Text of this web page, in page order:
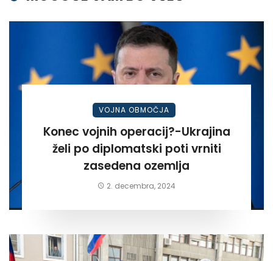
VOJNA OBMOČJA
Konec vojnih operacij?-Ukrajina
želi po diplomatski poti vrniti
zasedena ozemlja
2. decembra, 2024